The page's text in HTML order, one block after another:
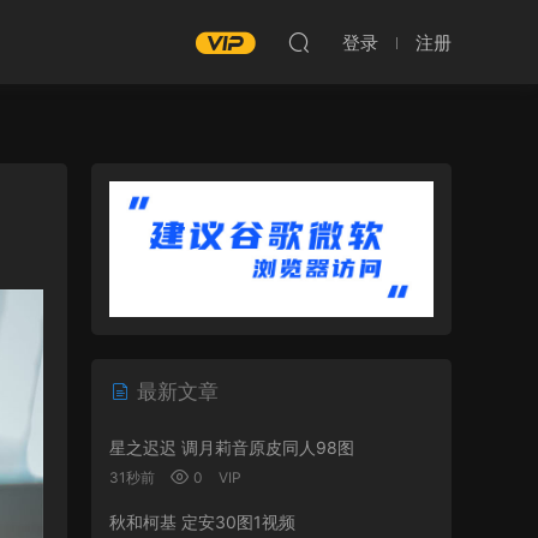
登录 注册
最新文章
星之迟迟 调月莉音原皮同人98图
31秒前 0 VIP
秋和柯基 定安30图1视频